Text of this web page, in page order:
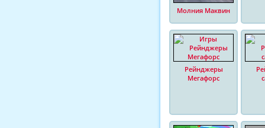
Молния Маквин
Рейнджеры
Мегафорс